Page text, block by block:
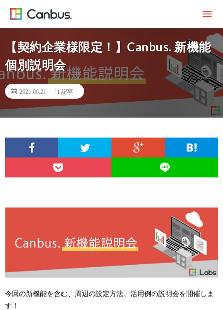
【契約企業様限定！】Canbus. 新機能
個別説明会
2021.06.21 記事
今回の新機能を含む、周辺の設定方法、活用例の説明会を開催しま
す！